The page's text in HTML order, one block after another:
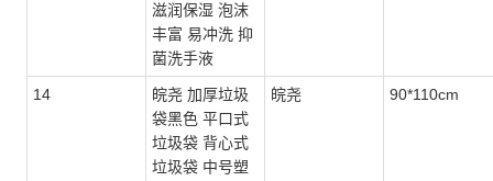
滋润保湿 泡沫
丰富 易冲洗 抑
菌洗手液
14
皖尧 加厚垃圾
袋黑色 平口式
垃圾袋 背心式
垃圾袋 中号塑
皖尧 90*110cm